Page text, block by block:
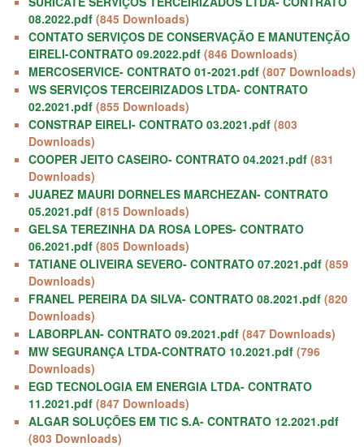
08.2022.pdf (845 Downloads)
CONTATO SERVIÇOS DE CONSERVAÇÃO E MANUTENÇÃO
EIRELI-CONTRATO 09.2022.pdf (846 Downloads)
MERCOSERVICE- CONTRATO 01-2021.pdf (807 Downloads)
WS SERVIÇOS TERCEIRIZADOS LTDA- CONTRATO
02.2021.pdf (855 Downloads)
CONSTRAP EIRELI- CONTRATO 03.2021.pdf (803
Downloads)
COOPER JEITO CASEIRO- CONTRATO 04.2021.pdf (831
Downloads)
JUAREZ MAURI DORNELES MARCHEZAN- CONTRATO
05.2021.pdf (815 Downloads)
GELSA TEREZINHA DA ROSA LOPES- CONTRATO
06.2021.pdf (805 Downloads)
TATIANE OLIVEIRA SEVERO- CONTRATO 07.2021.pdf (859
Downloads)
FRANEL PEREIRA DA SILVA- CONTRATO 08.2021.pdf (820
Downloads)
LABORPLAN- CONTRATO 09.2021.pdf (847 Downloads)
MW SEGURANÇA LTDA-CONTRATO 10.2021.pdf (796
Downloads)
EGD TECNOLOGIA EM ENERGIA LTDA- CONTRATO
11.2021.pdf (847 Downloads)
ALGAR SOLUÇÕES EM TIC S.A- CONTRATO 12.2021.pdf
(803 Downloads)